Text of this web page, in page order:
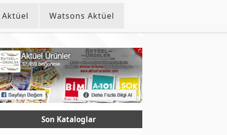
Aktüel Watsons Aktüel
Son Kataloglar